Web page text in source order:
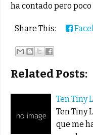
ha contado pero
Share This:
Related Posts:
Ten Tiny
Ten Tiny
que me